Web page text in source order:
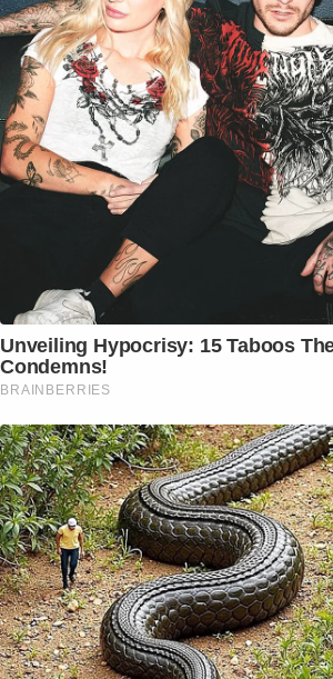
Unveiling Hypocrisy: 15 Taboos
Condemns!
BRAINBERRIES